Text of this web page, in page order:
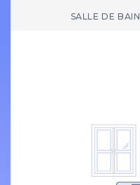
SALLE DE BAIN